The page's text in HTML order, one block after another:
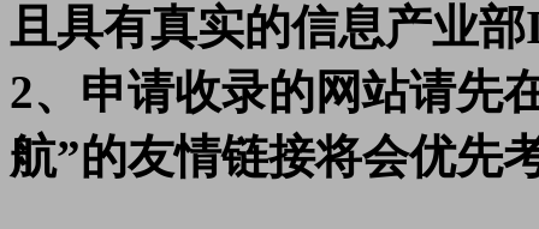
且具有真实的信息产业
2、申请收录的网站请先
航”的友情链接将会优先